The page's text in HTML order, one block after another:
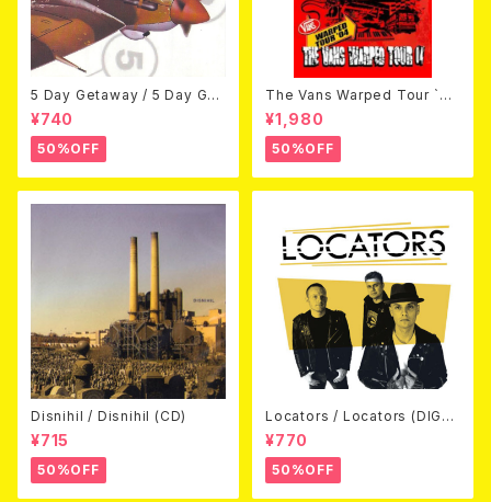
5 Day Getaway / 5 Day Get
away (CDEP)
¥740
50%OFF
The Vans Warped Tour `04
Beyond Warped (国内盤DV
D)
¥1,980
50%OFF
Disnihil / Disnihil (CD)
¥715
50%OFF
Locators / Locators (DIGPA
CK CD)
¥770
50%OFF